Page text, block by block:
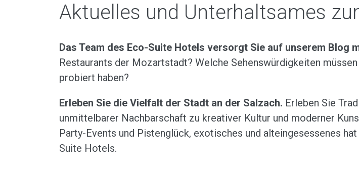
Aktuelles und Unterhaltsames
Das Team des Eco-Suite Hotels versorgt Sie auf unserem Blog
Restaurants der Mozartstadt? Welche Sehenswürdigkeiten
probiert haben?
Erleben Sie die Vielfalt der Stadt an der Salzach. Erleben Sie
unmittelbarer Nachbarschaft zu kreativer Kultur und moderner
Party-Events und Pistenglück, exotisches und alteingesessenes
Suite Hotels.